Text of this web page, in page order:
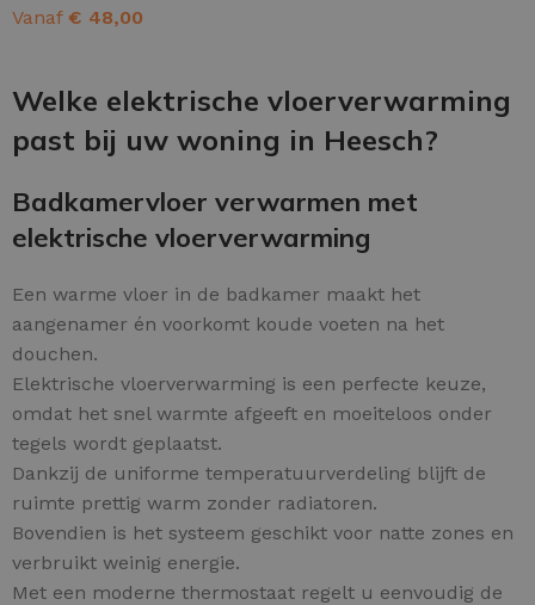
Vanaf € 48,00
Welke elektrische vloerverwarming
past bij uw woning in Heesch?
Badkamervloer verwarmen met
elektrische vloerverwarming
Een warme vloer in de badkamer maakt het
aangenamer én voorkomt koude voeten na het
douchen.
Elektrische vloerverwarming is een perfecte keuze,
omdat het snel warmte afgeeft en moeiteloos onder
tegels wordt geplaatst.
Dankzij de uniforme temperatuurverdeling blijft de
ruimte prettig warm zonder radiatoren.
Bovendien is het systeem geschikt voor natte zones en
verbruikt weinig energie.
Met een moderne thermostaat regelt u eenvoudig de